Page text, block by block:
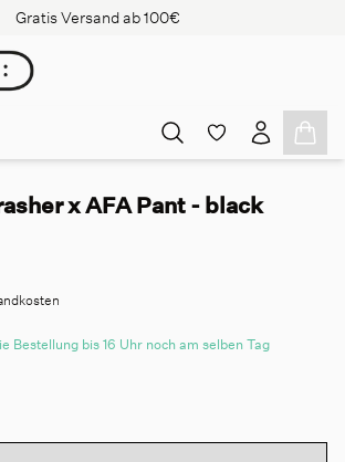
Gratis Versand ab 100€
x AFA Pant - black
Bestellung bis 16 Uhr noch am selben Tag